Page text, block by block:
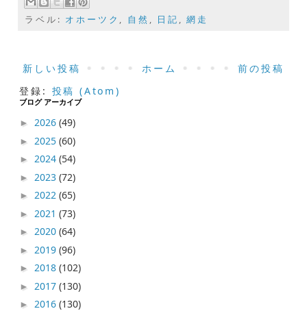
ラベル: オホーツク , 自然 , 日記 ,網走
新しい投稿 前の投稿
ホーム
登録: 投稿 (Atom)
ブログ アーカイブ
► 2026(49)
► 2025(60)
► 2024(54)
► 2023(72)
► 2022(65)
► 2021(73)
► 2020(64)
► 2019(96)
► 2018(102)
► 2017(130)
► 2016(130)